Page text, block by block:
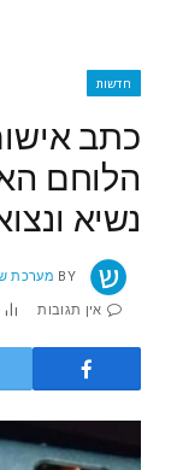
חדשות
כתב
הלוחם
נשיא
BY מערכת
אין תגובות